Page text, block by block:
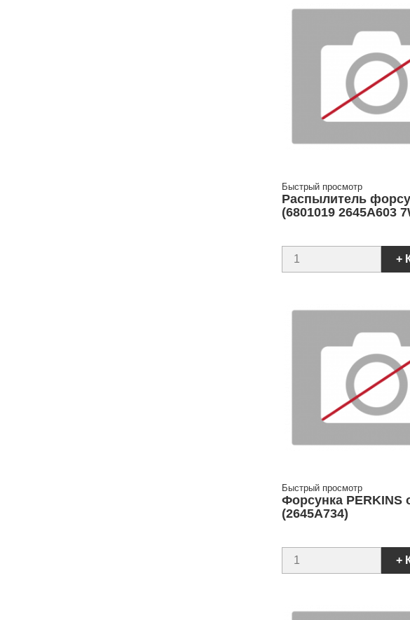
Быстрый просмотр
Распылитель
(6801019 2645A603
+
Быстрый просмотр
Форсунка PERKINS
(2645A734)
+